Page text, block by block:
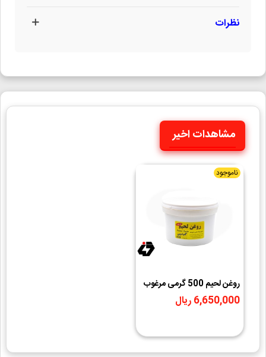
نظرات
مشاهدات اخیر
ناموجود
روغن لحیم 500 گرمی مرغوب
تکنوشیمی
6,650,000 ریال